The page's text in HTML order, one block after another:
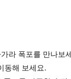
라 폭포를 만나보
동해 보세요.